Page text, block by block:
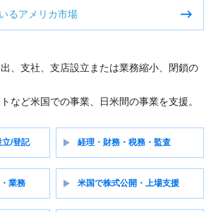
るアメリカ市場
、支社、支店設立または業務縮小、閉鎖の
など米国での事業、日米間の事業を支援。
立/登記 経理・財務・税務・監査
業務 米国で株式公開・上場支援